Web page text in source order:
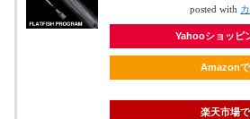
posted with
Yahooショッピ
Amazonで
楽天市場